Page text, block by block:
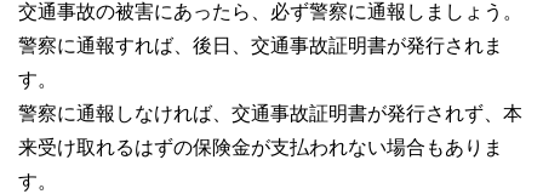
交通事故の被害にあったら、必ず警察に通報しましょう。
警察に通報すれば、後日、交通事故証明書が発行されま
す。
警察に通報しなければ、交通事故証明書が発行されず、本
来受け取れるはずの保険金が支払われない場合もありま
す。